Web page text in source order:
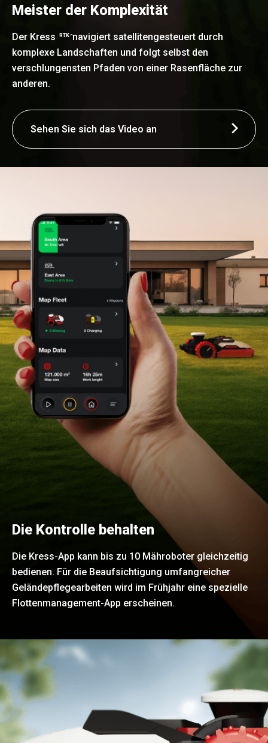
Meister der Komplexität
Der Kress RTK nnavigiert satellitengesteuert durch
komplexe Landschaften und folgt selbst den
verschlungensten Pfaden von einer Rasenfläche zur
anderen.
Sehen Sie sich das Video an
Die Kontrolle behalten
Die Kress-App kann bis zu 10 Mähroboter gleichzeitig
bedienen. Für die Beaufsichtigung umfangreicher
Geländepflegearbeiten wird im Frühjahr eine spezielle
Flottenmanagement-App erscheinen.